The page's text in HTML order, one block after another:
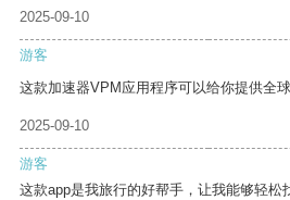
2025-09-10
游客
这款加速器VPM应用程序可以给你提供全
2025-09-10
游客
这款app是我旅行的好帮手，让我能够轻松